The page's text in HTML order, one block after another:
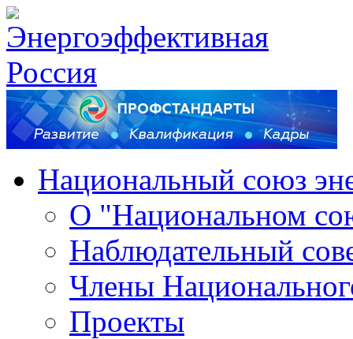
Национальный союз
О "Национальном
Наблюдательный
Члены
Проекты